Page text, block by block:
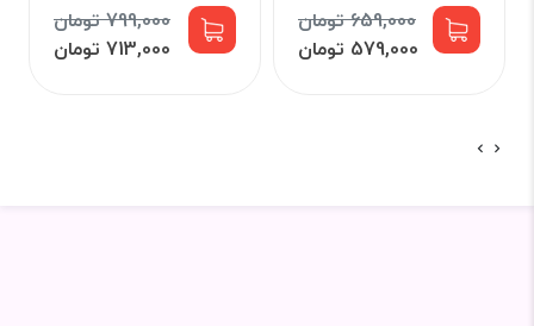
659,000 تومان
579,000 تومان
799,000 تومان
713,000 تومان